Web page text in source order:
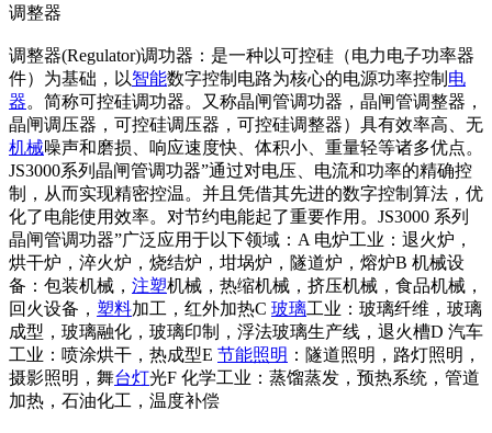
调整器
调整器(Regulator)调功器：是一种以可控硅（电力电子功率器
件）为基础，以智能数字控制电路为核心的电源功率控制 电
器。简称可控硅调功器。又称晶闸管调功器，晶闸管调整器，
晶闸调压器，可控硅调压器，可控硅调整器）具有效率高、无
机械噪声和磨损、响应速度快、体积小、重量轻等诸多优点。
JS3000系列晶闸管调功器”通过对电压、电流和功率的精确控
制，从而实现精密控温。并且凭借其先进的数字控制算法，优
化了电能使用效率。对节约电能起了重要作用。JS3000 系列
晶闸管调功器”广泛应用于以下领域：A 电炉工业：退火炉，
烘干炉，淬火炉，烧结炉，坩埚炉，隧道炉，熔炉B 机械设
备：包装机械， 注塑机械，热缩机械，挤压机械，食品机械，
回火设备， 塑料加工，红外加热C 玻璃工业：玻璃纤维，玻璃
成型，玻璃融化，玻璃印制，浮法玻璃生产线，退火槽D 汽车
工业：喷涂烘干，热成型E 节能照明 ：隧道照明，路灯照明，
摄影照明，舞台灯光F 化学工业：蒸馏蒸发，预热系统，管道
加热，石油化工，温度补偿